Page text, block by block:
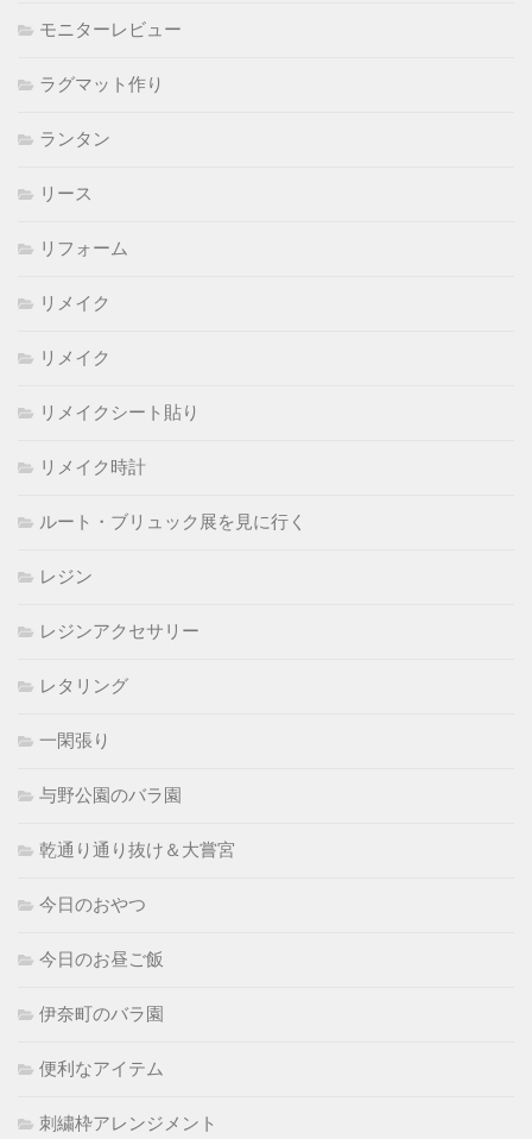
モニターレビュー
ラグマット作り
ランタン
リース
リフォーム
リメイク
リメイク
リメイクシート貼り
リメイク時計
ルート・ブリュック展を見に行く
レジン
レジンアクセサリー
レタリング
一閑張り
与野公園のバラ園
乾通り通り抜け＆大嘗宮
今日のおやつ
今日のお昼ご飯
伊奈町のバラ園
便利なアイテム
刺繍枠アレンジメント